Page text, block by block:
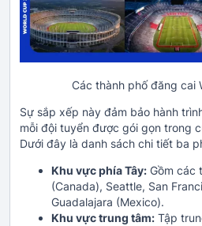
Các thành phố đăng cai
Sự sắp xếp này đảm bảo hành
mỗi đội tuyển được gói gọn trong
Dưới đây là danh sách chi tiết ba
Khu vực phía Tây: Gồm các
(Canada), Seattle, San
Guadalajara (Mexico).
Khu vực trung tâm: Tập